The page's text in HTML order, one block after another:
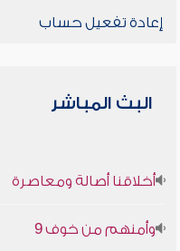
إعادة تفعيل حساب
البث المباشر
أخلاقنا أصالة ومعاصرة
وأمنهم من خوف 9